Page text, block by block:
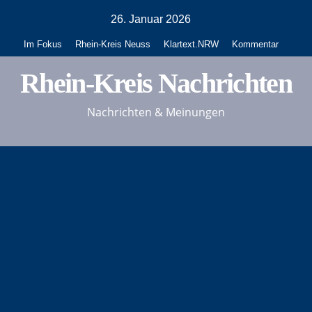
springen
26. Januar 2026
Im Fokus Rhein-Kreis Neuss Klartext.NRW Kommentar
Rhein-Kreis Nachrichten
Nachrichten & Meinungen